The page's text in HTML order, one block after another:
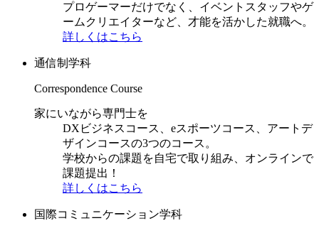
プロゲーマーだけでなく、イベントスタッフやゲ
ームクリエイターなど、才能を活かした就職へ。
詳しくはこちら
通信制学科
Correspondence Course
家にいながら専門士を
DXビジネスコース、eスポーツコース、アートデ
ザインコースの3つのコース。
学校からの課題を自宅で取り組み、オンラインで
課題提出！
詳しくはこちら
国際コミュニケーション学科